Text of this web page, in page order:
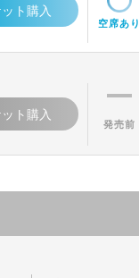
ト購入
空席あり
ト購入
発売前